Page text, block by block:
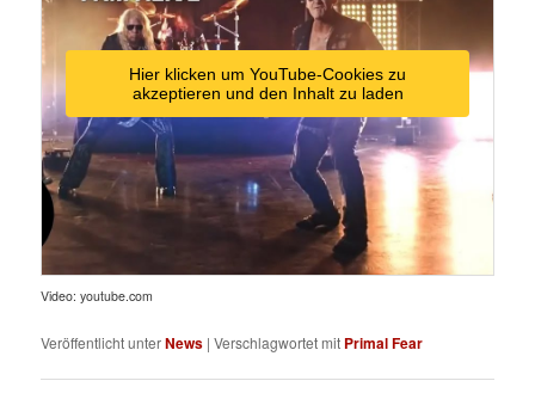
Hier klicken um YouTube-Cookies zu
akzeptieren und den Inhalt zu laden
Video: youtube.com
Veröffentlicht unterNews |Verschlagwortet mit Primal Fear